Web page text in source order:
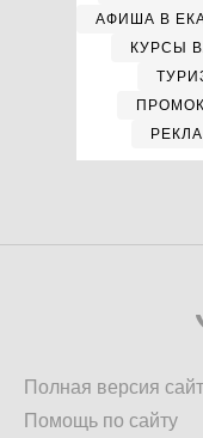
АФИША В
КУРСЫ
Полная версия
Помощь по сайту